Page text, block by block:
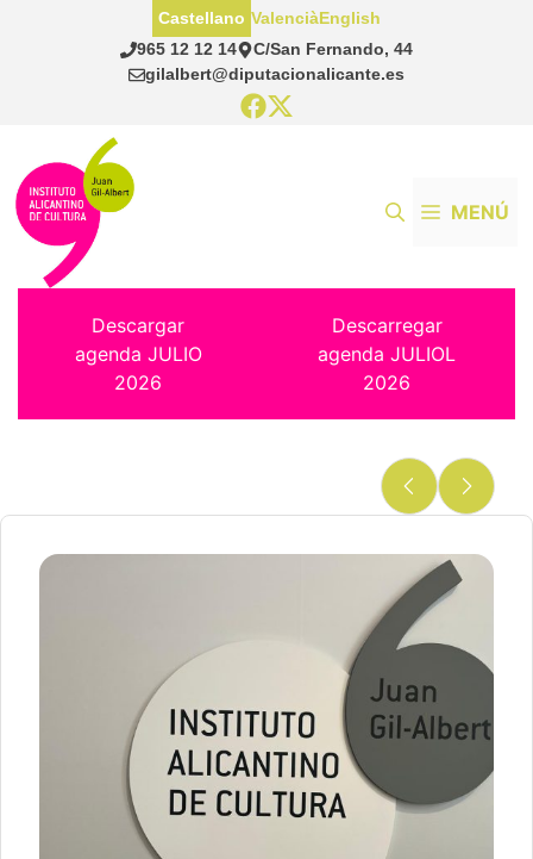
965 12 12 14
C/San Fernando, 44
gilalbert@diputacionalicante.es
Castellano ValenciàEnglish
MENÚ
Descargar
agenda JULIO
2026
Descarregar
agenda JULIOL
2026